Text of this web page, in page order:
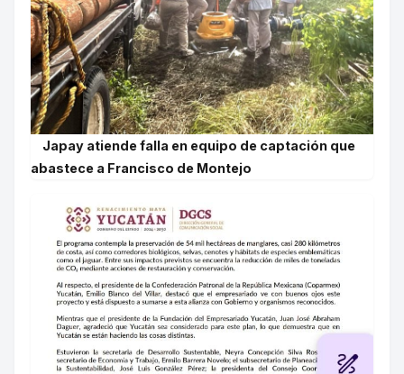
Japay atiende falla en equipo de captación que
abastece a Francisco de Montejo